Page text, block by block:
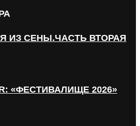
ИЗ СЕНЫ.ЧАСТЬ ВТОРАЯ
«ФЕСТИВАЛИЩЕ 2026»